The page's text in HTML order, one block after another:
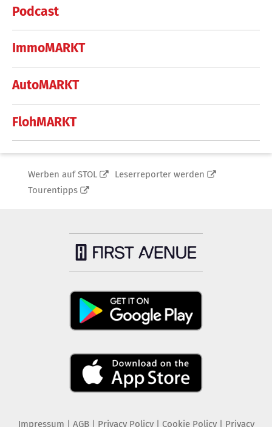
Podcast
ImmoMARKT
AutoMARKT
FlohMARKT
Werben auf STOL
Leserreporter werden
Tourentipps
Impressum AGB Privacy Policy| Cookie Policy| Privacy